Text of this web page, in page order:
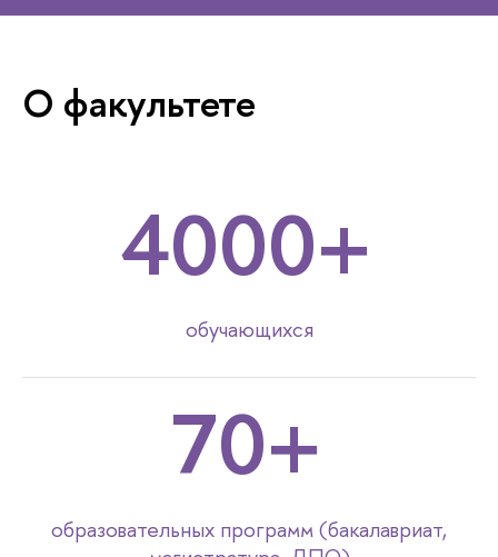
О факультете
4000+
обучающихся
70+
образовательных программ (бакалавриат,